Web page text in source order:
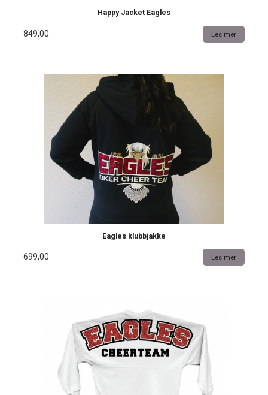
Happy Jacket Eagles
849,00 Les mer
Eagles klubbjakke
699,00 Les mer